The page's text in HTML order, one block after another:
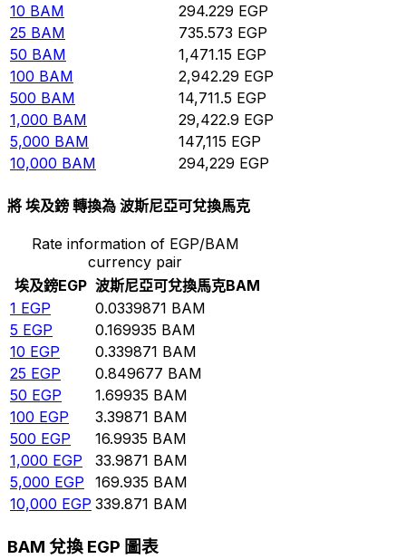
10 BAM 294.229 EGP
25 BAM 735.573 EGP
50 BAM 1,471.15 EGP
100 BAM 2,942.29 EGP
500 BAM 14,711.5 EGP
1,000 BAM 29,422.9 EGP
5,000 BAM 147,115 EGP
10,000 BAM 294,229 EGP
將 埃及鎊 轉換為 波斯尼亞可兌換馬克
Rate information of EGP/BAM
currency pair
埃及鎊EGP 波斯尼亞可兌換馬克BAM
1 EGP 0.0339871 BAM
5 EGP 0.169935 BAM
10 EGP 0.339871 BAM
25 EGP 0.849677 BAM
50 EGP 1.69935 BAM
100 EGP 3.39871 BAM
500 EGP 16.9935 BAM
1,000 EGP 33.9871 BAM
5,000 EGP 169.935 BAM
10,000 EGP 339.871 BAM
BAM 兌換 EGP 圖表